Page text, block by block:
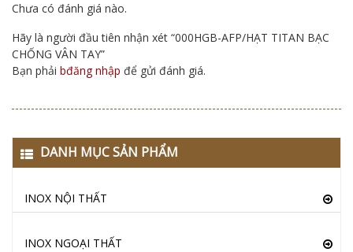
DANH MỤC SẢN PHẨM
INOX NỘI THẤT
INOX NGOẠI THẤT
Chưa có đánh giá nào.
Hãy là người đầu tiên nhận xét “000HGB-AFP/HẠT TITAN BẠC
CHỐNG VÂN TAY”
Bạn phải bđăng nhập để gửi đánh giá.